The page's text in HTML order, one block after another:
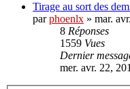
Tirage au sort des
parphoenlx » mar.
8 Réponses
1559 Vues
Dernier
mer. avr. 22,